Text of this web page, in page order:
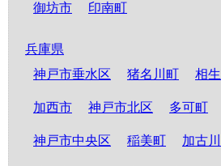
御坊市 印南町
兵庫県
神戸市垂水区
猪名川町 相
加西市 神戸市北区 多可町
神戸市中央区 稲美町 加古